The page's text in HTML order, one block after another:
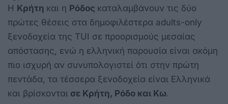
Η Κρήτη και η Ρόδος καταλαμβάνουν τις δύο
πρώτες θέσεις στα δημοφιλέστερα adults-only
ξενοδοχεία της TUI σε προορισμούς μεσαίας
απόστασης, ενώ η ελληνική παρουσία είναι ακόμη
πιο ισχυρή αν συνυπολογιστεί ότι στην πρώτη
πεντάδα, τα τέσσερα ξενοδοχεία είναι Ελληνικά
και βρίσκονται σε Κρήτη, Ρόδο και Κω.